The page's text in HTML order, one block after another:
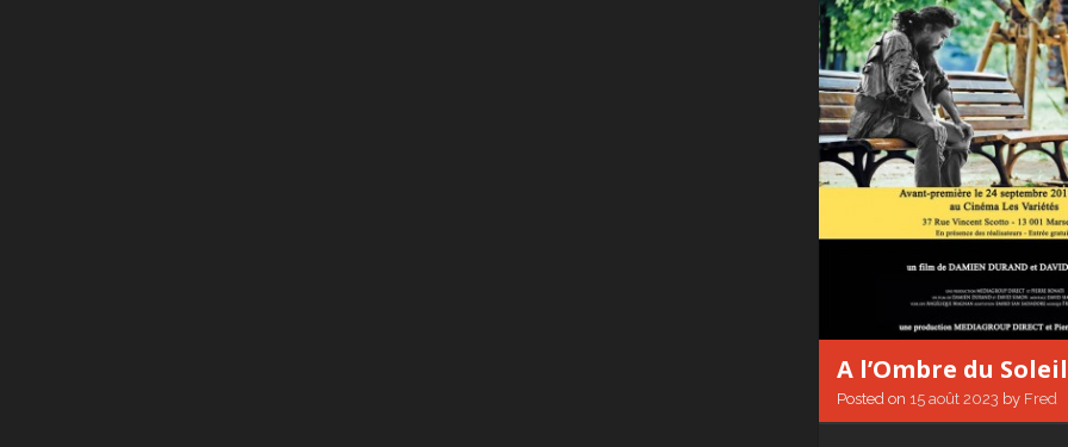
A l’Ombre du
Posted on 15 août 2023 by Fred